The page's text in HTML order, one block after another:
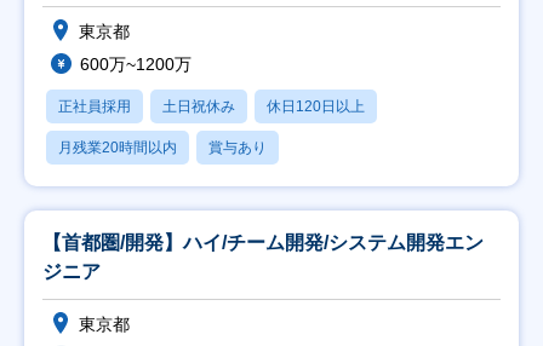
東京都
600万~1200万
正社員採用 土日祝休み 休日120日以上
月残業20時間以内 賞与あり
【首都圏/開発】ハイ/チーム開発/システム開発エン
ジニア
東京都